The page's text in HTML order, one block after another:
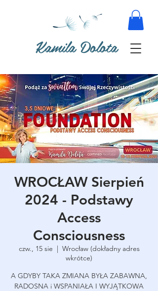
Kamila Dolota
WROCŁAW Sierpień
2024 - Podstawy
Access
Consciousness
czw., 15 sie
  |
Wrocław (dokładny adres
wkrótce)
A GDYBY TAKA ZMIANA BYŁA ZABAWNA,
RADOSNA i WSPANIAŁA I WYJĄTKOWA